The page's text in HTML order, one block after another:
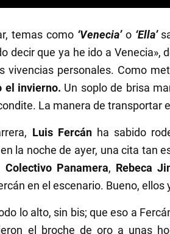
temas como ‘Venecia’o‘Ella’
decir que ya he ido a
vivencias personales. Como
el invierno. Un soplo de brisa
La manera de transportar
Luis Fercánha sabido
la noche de ayer, una cita tan
Colectivo Panamera, Rebeca
en el escenario. Bueno,
lo alto, sin bis; que eso a
el broche de oro a unas